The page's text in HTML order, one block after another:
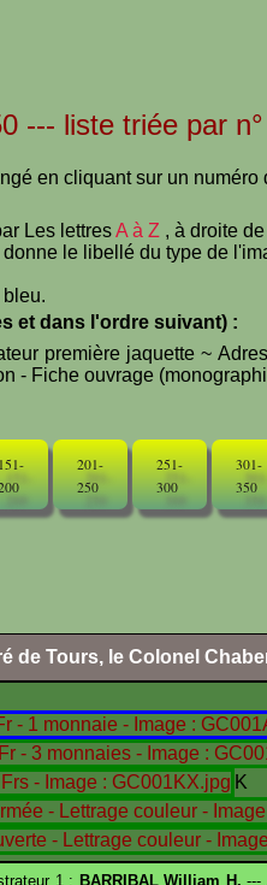
--- liste triée par
en cliquant sur un numéro
Les lettresA à Z , à droite
le libellé du type de
et dans l'ordre suivant) :
première jaquette ~
- Fiche ouvrage
151-
201-
250
251-
300
301-
350
de Tours, le Colonel
1 : BARRIBAL William H. ---